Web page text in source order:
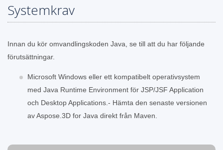
Systemkrav
Innan du kör omvandlingskoden Java, se till att du har följande
förutsättningar.
Microsoft Windows eller ett kompatibelt operativsystem
med Java Runtime Environment för JSP/JSF Application
och Desktop Applications.- Hämta den senaste versionen
av Aspose.3D for Java direkt från Maven.